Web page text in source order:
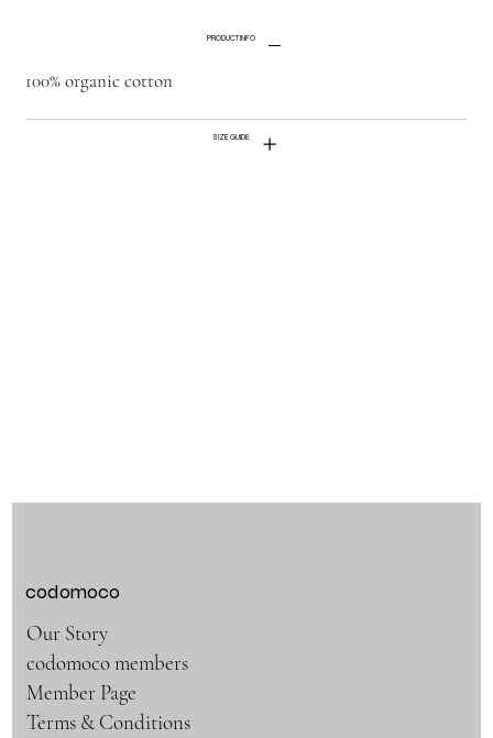
PRODUCT INFO
100% organic cotton
SIZE GUIDE
codomoco
Our Story
codomoco members
Member Page
Terms & Conditions